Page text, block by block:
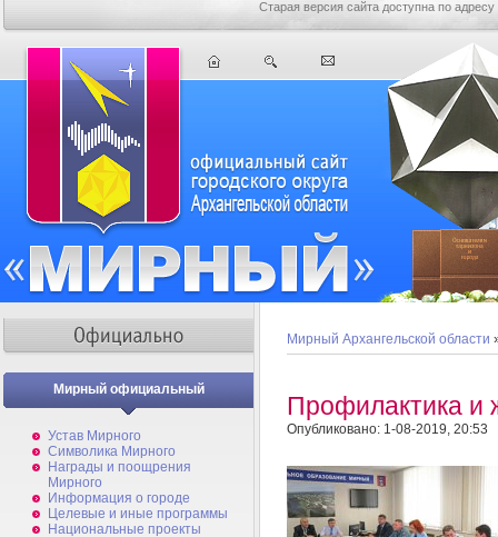
Старая версия сайта доступна по адресу
Мирный официальный
Устав Мирного
Символика Мирного
Награды и поощрения
Мирного
Информация о городе
Целевые и иные программы
Национальные проекты
Мирный Архангельской области
Профилактика и
Опубликовано: 1-08-2019, 20:53